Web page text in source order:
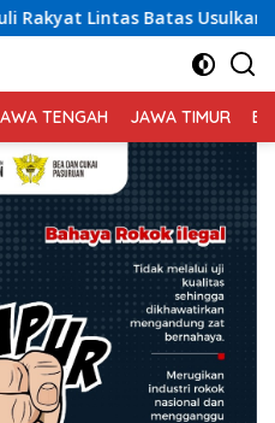
Dana Rehab-Rekon
TENGAH JAWA TIMUR